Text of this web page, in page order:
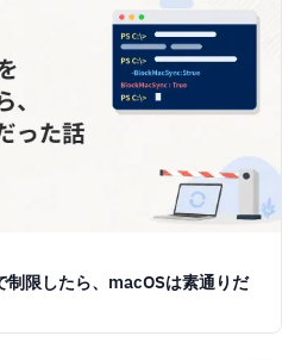
限したら、macOSは素通りだ